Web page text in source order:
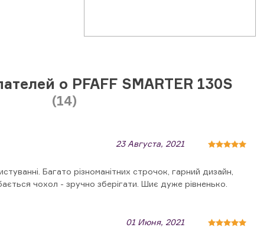
о PFAFF SMARTER 130S
(14)
23 Августа, 2021
Багато різноманітних строчок, гарний дизайн,
чохол - зручно зберігати. Шиє дуже рівненько.
01 Июня, 2021